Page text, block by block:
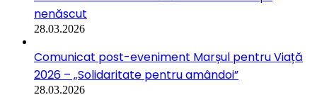
nenăscut
28.03.2026
Comunicat post-eveniment Marșul pentru Viață
2026 – „Solidaritate pentru amândoi”
28.03.2026